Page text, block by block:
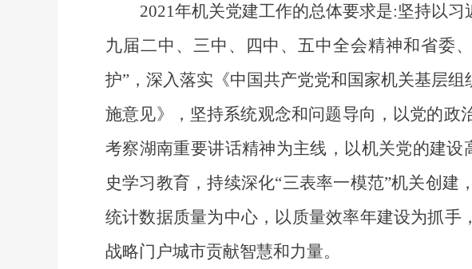
2021年机关党建工作的总体要求是:坚持以
九届二中、三中、四中、五中全会精神和省委
护”，深入落实《中国共产党党和国家机关基层
施意见》，坚持系统观念和问题导向，以党的政
考察湖南重要讲话精神为主线，以机关党的建
史学习教育，持续深化“三表率一模范”机关创
统计数据质量为中心，以质量效率年建设为抓手
战略门户城市贡献智慧和力量。